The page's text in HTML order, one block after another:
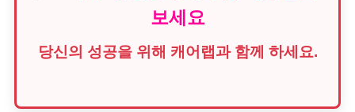
보세요
당신의 성공을 위해 캐어랩과 함께 하세요.